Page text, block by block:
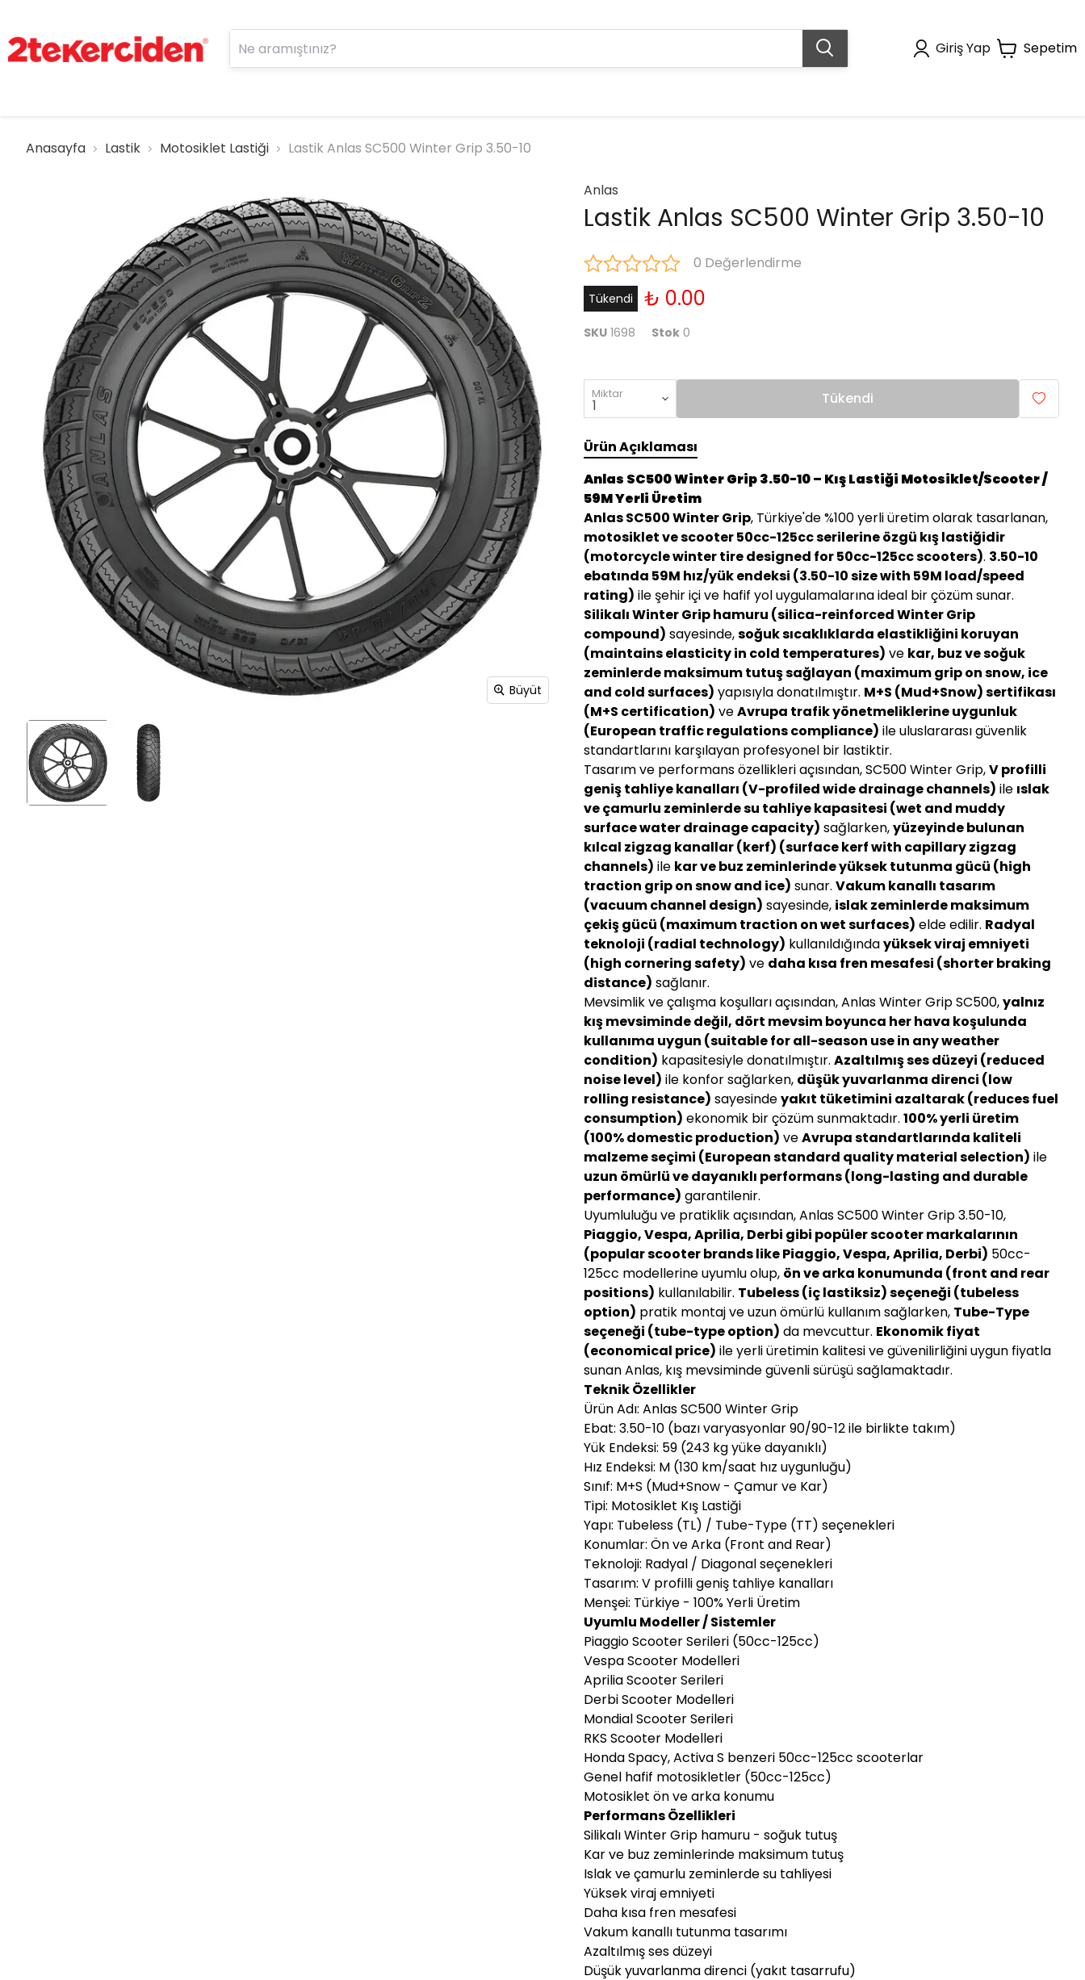
Giriş Yap Sepetim
Anasayfa Lastik Motosiklet Lastiği Lastik Anlas SC500 Winter Grip 3.50-10
Büyüt
Anlas
Lastik Anlas SC500 Winter Grip 3.50-10
0 Değerlendirme
Tükendi ₺ 0.00
SKU 1698 Stok 0
Miktar Tükendi
Ürün Açıklaması
Anlas SC500 Winter Grip 3.50-10 – Kış Lastiği Motosiklet/Scooter /
59M Yerli Üretim
Anlas SC500 Winter Grip, Türkiye'de %100 yerli üretim olarak tasarlanan,
motosiklet ve scooter 50cc-125cc serilerine özgü kış lastiğidir
(motorcycle winter tire designed for 50cc-125cc scooters). 3.50-10
ebatında 59M hız/yük endeksi (3.50-10 size with 59M load/speed
rating) ile şehir içi ve hafif yol uygulamalarına ideal bir çözüm sunar.
Silikalı Winter Grip hamuru (silica-reinforced Winter Grip
compound) sayesinde,soğuk sıcaklıklarda elastikliğini koruyan
(maintains elasticity in cold temperatures) ve kar, buz ve soğuk
zeminlerde maksimum tutuş sağlayan (maximum grip on snow, ice
and cold surfaces) yapısıyla donatılmıştır. M+S (Mud+Snow) sertifikası
(M+S certification) veAvrupa trafik yönetmeliklerine uygunluk
(European traffic regulations compliance) ile uluslararası güvenlik
standartlarını karşılayan profesyonel bir lastiktir.
Tasarım ve performans özellikleri açısından, SC500 Winter Grip,V profilli
geniş tahliye kanalları (V-profiled wide drainage channels) ile ıslak
ve çamurlu zeminlerde su tahliye kapasitesi (wet and muddy
surface water drainage capacity) sağlarken,yüzeyinde bulunan
kılcal zigzag kanallar (kerf) (surface kerf with capillary zigzag
channels) ile kar ve buz zeminlerinde yüksek tutunma gücü (high
traction grip on snow and ice) sunar.Vakum kanallı tasarım
(vacuum channel design) sayesinde, islak zeminlerde maksimum
çekiş gücü (maximum traction on wet surfaces) elde edilir. Radyal
teknoloji (radial technology) kullanıldığındayüksek viraj emniyeti
(high cornering safety) ve daha kısa fren mesafesi (shorter braking
distance) sağlanır.
Mevsimlik ve çalışma koşulları açısından, Anlas Winter Grip SC500,yalnız
kış mevsiminde değil, dört mevsim boyunca her hava koşulunda
kullanıma uygun (suitable for all-season use in any weather
condition) kapasitesiyle donatılmıştır.Azaltılmış ses düzeyi (reduced
noise level) ile konfor sağlarken, düşük yuvarlanma direnci (low
rolling resistance) sayesindeyakıt tüketimini azaltarak (reduces fuel
consumption) ekonomik bir çözüm sunmaktadır.100% yerli üretim
(100% domestic production) veAvrupa standartlarında kaliteli
malzeme seçimi (European standard quality material selection) ile
uzun ömürlü ve dayanıklı performans (long-lasting and durable
performance) garantilenir.
Uyumluluğu ve pratiklik açısından, Anlas SC500 Winter Grip 3.50-10,
Piaggio, Vespa, Aprilia, Derbi gibi popüler scooter markalarının
(popular scooter brands like Piaggio, Vespa, Aprilia, Derbi) 50cc-
125cc modellerine uyumlu olup, ön ve arka konumunda (front and rear
positions) kullanılabilir. Tubeless (iç lastiksiz) seçeneği (tubeless
option) pratik montaj ve uzun ömürlü kullanım sağlarken, Tube-Type
seçeneği (tube-type option) da mevcuttur. Ekonomik fiyat
(economical price) ile yerli üretimin kalitesi ve güvenilirliğini uygun fiyatla
sunan Anlas, kış mevsiminde güvenli sürüşü sağlamaktadır.
Teknik Özellikler
Ürün Adı: Anlas SC500 Winter Grip
Ebat: 3.50-10 (bazı varyasyonlar 90/90-12 ile birlikte takım)
Yük Endeksi: 59 (243 kg yüke dayanıklı)
Hız Endeksi: M (130 km/saat hız uygunluğu)
Sınıf: M+S (Mud+Snow - Çamur ve Kar)
Tipi: Motosiklet Kış Lastiği
Yapı: Tubeless (TL) / Tube-Type (TT) seçenekleri
Konumlar: Ön ve Arka (Front and Rear)
Teknoloji: Radyal / Diagonal seçenekleri
Tasarım: V profilli geniş tahliye kanalları
Menşei: Türkiye - 100% Yerli Üretim
Uyumlu Modeller / Sistemler
Piaggio Scooter Serileri (50cc-125cc)
Vespa Scooter Modelleri
Aprilia Scooter Serileri
Derbi Scooter Modelleri
Mondial Scooter Serileri
RKS Scooter Modelleri
Honda Spacy, Activa S benzeri 50cc-125cc scooterlar
Genel hafif motosikletler (50cc-125cc)
Motosiklet ön ve arka konumu
Performans Özellikleri
Silikalı Winter Grip hamuru - soğuk tutuş
Kar ve buz zeminlerinde maksimum tutuş
Islak ve çamurlu zeminlerde su tahliyesi
Yüksek viraj emniyeti
Daha kısa fren mesafesi
Vakum kanallı tutunma tasarımı
Azaltılmış ses düzeyi
Düşük yuvarlanma direnci (yakıt tasarrufu)